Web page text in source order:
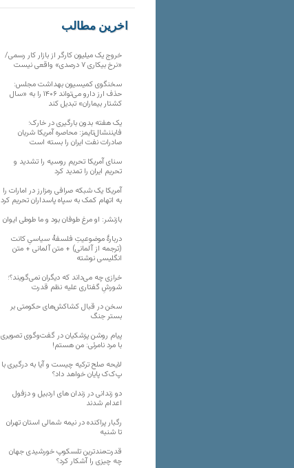
آخرین مطالب
خروج یک میلیون کارگر از بازار کار رسمی/
«نرخ بیکاری ۷ درصدی» واقعی نیست
سخنگوی کمیسیون بهداشت مجلس:
حذف ارز دارو می‌تواند ۱۴۰۶ را به «سال
کشتار بیماران» تبدیل کند
یک هفته بدون بارگیری در خارک؛
فایننشال‌تایمز: محاصره آمریکا شریان
صادرات نفت ایران را بسته است
سنای آمریکا تحریم روسیه را تشدید و
تحریم ایران را تمدید کرد
آمریکا یک شبکه صرافی رمزارز در امارات را
به اتهام کمک به سپاه پاسداران تحریم کرد
بازنشر: او مرغ طوفان بود و ما طوطی ایوان
دربارهٔ موضوعیتِ فلسفهٔ سیاسیِ کانت
(ترجمه از آلمانی) + متن آلمانی + متن
انگلیسی نوشته
خرازی چه می‌داند که دیگران نمی‌گویند؟؛
شورشِ گفتاری علیه نظم قدرت
سخن در قبال کشاکش‌های حکومتی بر
بستر جنگ
پیام روشن پزشکیان در گفت‌و‌گوی تصویری
با مرد نامرئی: من هستم!
لایحه صلح ترکیه چیست و آیا به درگیری با
پ‌ک‌ک پایان خواهد داد؟
دو زندانی در زندان های اردبیل و دزفول
اعدام شدند
رگبار پراکنده در نیمه شمالی استان تهران
تا شنبه
قدرت‌مندترین تلسکوپ خورشیدی جهان
چه چیزی را آشکار کرد؟